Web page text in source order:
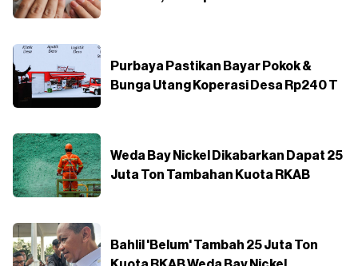
Purbaya Pastikan Bayar Pokok &
Bunga Utang Koperasi Desa Rp240 T
Weda Bay Nickel Dikabarkan Dapat 25
Juta Ton Tambahan Kuota RKAB
Bahlil 'Belum' Tambah 25 Juta Ton